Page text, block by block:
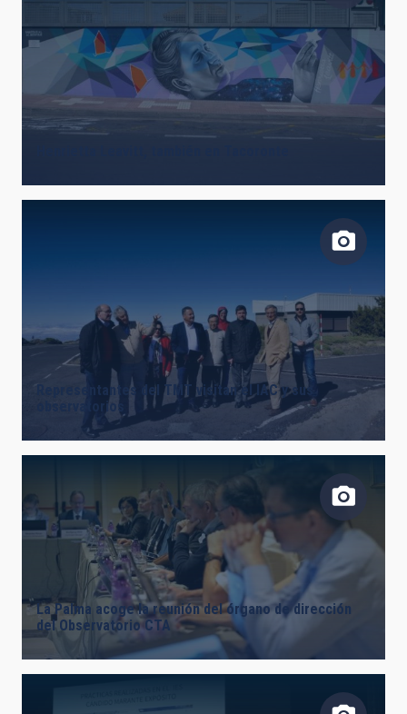
Representantes del TMT visitan el IAC y sus
observatorios
La Palma acoge la reunión del órgano de dirección
del Observatorio CTA